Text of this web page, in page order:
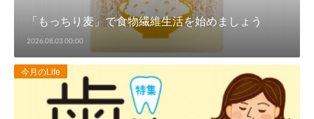
「もっちり麦」で食物繊維生活を始めましょう
2026.08.03 00:00
今月のLife